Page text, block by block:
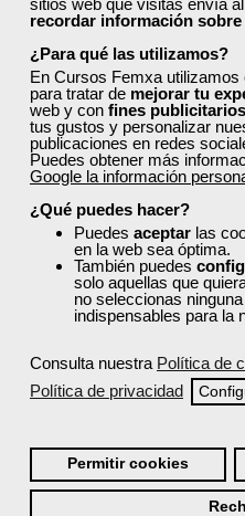
sitios web que visitas envía al
recordar información
¿Para qué las utilizamos?
En Cursos Femxa utilizamos
para tratar de mejorar tu
web y con fines publicitarios
tus gustos y personalizar
publicaciones en redes
Puedes obtener más
Google la información
¿Qué puedes hacer?
Puedes aceptar las
en la web sea óptima.
También puedes
solo aquellas que
no seleccionas
indispensables para la
Consulta nuestra Política de
Política de privacidad
Permitir cookies
Si, quiero recibir
exclusivas y recursos para
Términos y condiciones
He leído y acepto la
Registrarse
Quiénes Somos:
Especialistas en consultoría y
Nuestro objetivo diario es,
conseguir tus metas